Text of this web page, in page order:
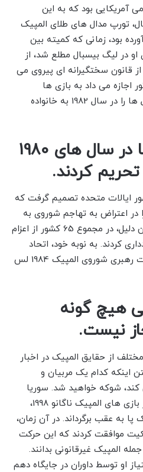
آمریکایی بود که به این
تورپ مدال های طلای المپیک
بود، زمانی که کمیته بین
او در لیگ بیسبال مطلع شد، از
قانون سختگیرانه ای پیروی می
اجازه می داد به بازی ها
بپیوندند. کمیته در نهایت مدال ها را در سال 1982 به خانواده
بسیاری از کشورها در سال های 1980
ایالات متحده تصمیم گرفت که
1980 مسکو را در اعتراض به تهاجم شوروی به
افغانستان تحریم کند. به همین دلیل، در مجموع 65 کشور از اعزام
کردند. به نوبه خود، اتحاد
جماهیر شوروی و 13 کشور تحت رهبری شوروی المپیک 1984 لس
هیچ گونه
نیست.
از حقایق المپیک در اخبار
اینکه کدام یک مربیان و
شوکه خواهید شد. سوریا
بونالی، اسکیت باز فرانسوی، در بازی های المپیک ناگانو 1998،
پا به عقب برگرداند. در آن زمان،
موافقت کردند که این حرکت
المپیک غیرقانونی بدانند.
او توسط داوران در جایگاه دهم